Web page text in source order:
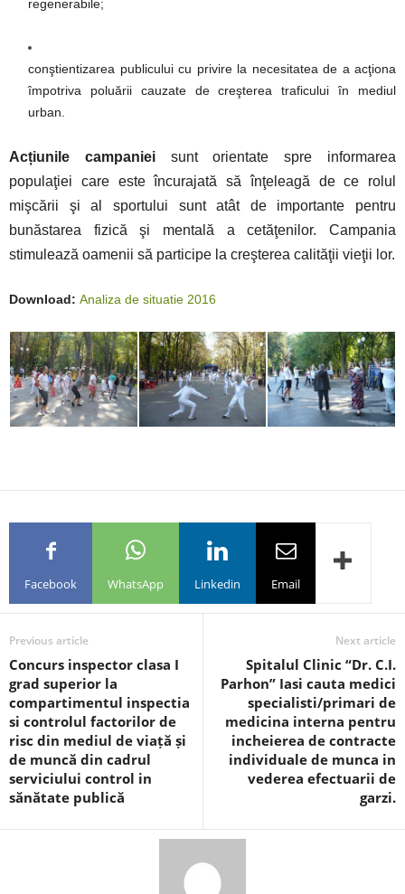
regenerabile;
conştientizarea publicului cu privire la necesitatea de a acţiona
împotriva poluării cauzatede creşterea traficului în mediul
urban.
Acțiunile campanieisunt orientate spre informarea
populaţiei care este încurajată să înţeleagă de ce rolul
mişcării şi al sportului sunt atât de importante pentru
bunăstarea fizică şi mentală a cetăţenilor. Campania
stimulează oamenii să participe la creşterea calităţii vieţii lor.
Download: Analiza de situatie 2016
Facebook WhatsApp Linkedin Email
Previous article
Concurs inspector clasa I
grad superior la
compartimentul inspectia
si controlul factorilor de
risc din mediul de viață și
de muncă din cadrul
serviciului control in
sănătate publică
Next article
Spitalul Clinic “Dr. C.I.
Parhon” Iasi cauta medici
specialisti/primari de
medicina interna pentru
incheierea de contracte
individuale de munca in
vederea efectuarii de
garzi.